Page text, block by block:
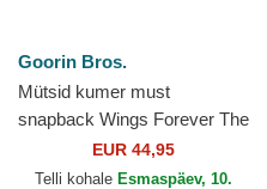
Goorin Bros.
Mütsid kumer must
snapback Wings Forever The
Farm Goorin Bros.
EUR 44,95
Telli kohale Esmaspäev, 10.